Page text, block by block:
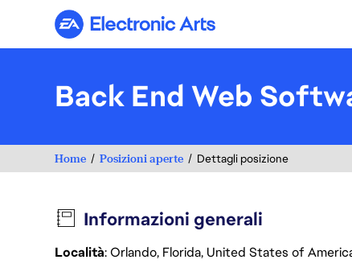
Electronic Arts
Back End Web
Home Posizioni aperte Dettagli posizione
Informazioni generali
Località: Orlando, Florida, United States of